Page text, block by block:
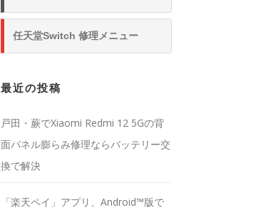
任天堂Switch 修理メニュー
最近の投稿
戸田・蕨でXiaomi Redmi 12 5Gの背
面パネル膨らみ修理ならバッテリー交
換で解決
「楽天ペイ」アプリ、Android™版で